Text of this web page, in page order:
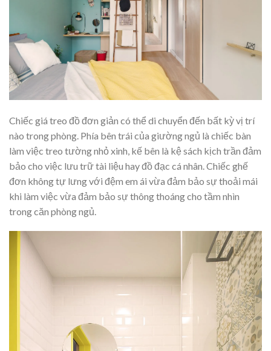
Chiếc giá treo đồ đơn giản có thể di chuyển đến bất kỳ vị trí
nào trong phòng. Phía bên trái của giường ngủ là chiếc bàn
làm việc treo tường nhỏ xinh, kế bên là kệ sách kịch trần đảm
bảo cho việc lưu trữ tài liệu hay đồ đạc cá nhân. Chiếc ghế
đơn không tự lưng với đệm em ái vừa đảm bảo sự thoải mái
khi làm việc vừa đảm bảo sự thông thoáng cho tầm nhìn
trong căn phòng ngủ.